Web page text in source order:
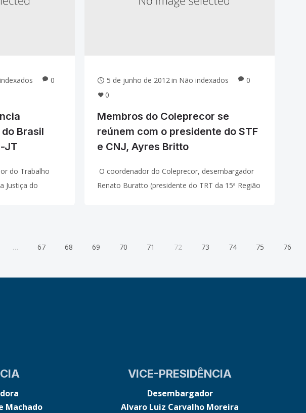
0
Brasil
JT
do Trabalho
Justiça do
5 de junho de 2012 in Não indexados
0
0
Membros do Coleprecor se
reúnem com o presidente do STF
e CNJ, Ayres Britto
O coordenador do Coleprecor, desembargador
Renato Buratto (presidente do TRT da 15ª Região
… 67 68 69 70 71 72 73 74 75 76
Machado
VICE-PRESIDÊNCIA
Desembargador
Alvaro Luiz Carvalho Moreira